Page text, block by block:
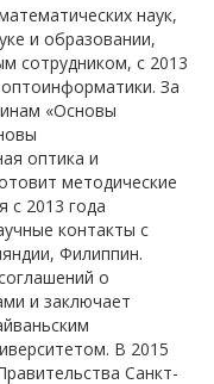
наук,
и образовании,
сотрудником, с 2013
За
«Основы
оптика и
методические
с 2013 года
контакты с
Филиппин.
о
и заключает
В 2015
Санкт-